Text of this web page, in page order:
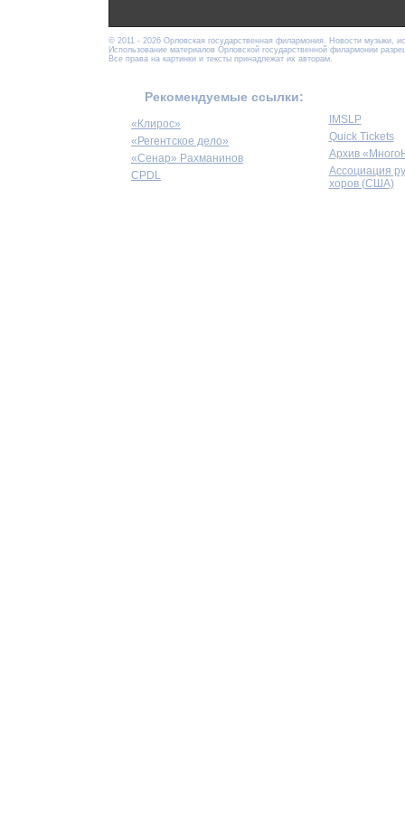
© 2011 - 2026 Орловская государственная филармония. Новости музыки,
Использование материалов Орловской государственной филармонии
Все права на картинки и тексты принадлежат их авторам.
Рекомендуемые ссылки:
«Клирос»
«Регентское дело»
«Сенар» Рахманинов
CPDL
IMSLP
Quick Tickets
Архив
Ассоциация
хоров (США)